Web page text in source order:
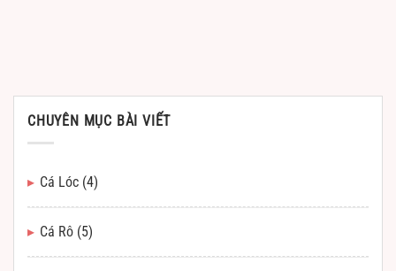
CHUYÊN MỤC BÀI VIẾT
Cá Lóc (4)
Cá Rô (5)